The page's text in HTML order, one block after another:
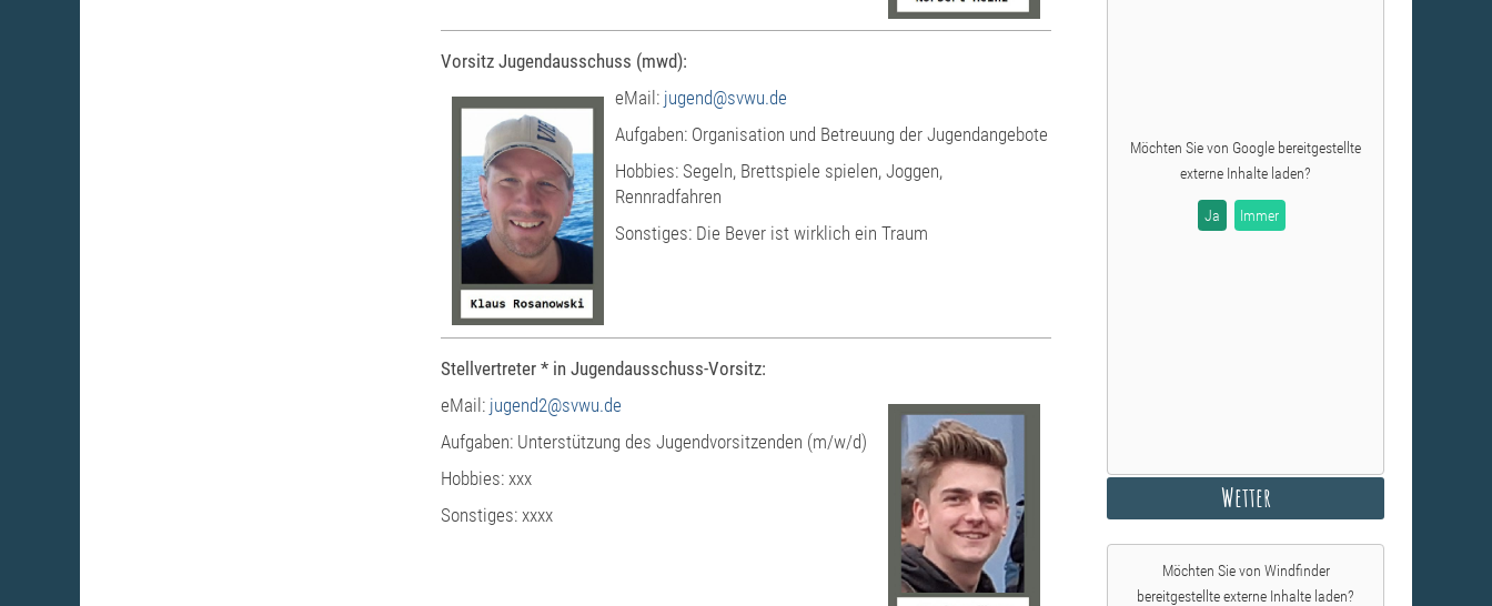
Vorsitz Jugendausschuss (mwd):
eMail: jugend@svwu.de
Aufgaben: Organisation und Betreuung der Jugendangebote
Hobbies: Segeln, Brettspiele spielen, Joggen,
Rennradfahren
Sonstiges: Die Bever ist wirklich ein Traum
Stellvertreter * in Jugendausschuss-Vorsitz:
eMail: jugend2@svwu.de
Aufgaben: Unterstützung des Jugendvorsitzenden (m/w/d)
Hobbies: xxx
Sonstiges: xxxx
Möchten Sie von Google bereitgestellte
externe Inhalte laden?
Ja Immer
Wetter
Möchten Sie von Windfinder
bereitgestellte externe Inhalte laden?